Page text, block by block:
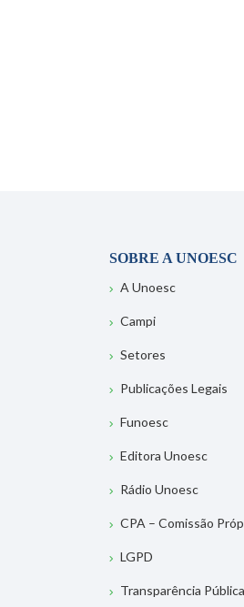
SOBRE A UNOESC
A Unoesc
Campi
Setores
Publicações Legais
Funoesc
Editora Unoesc
Rádio Unoesc
CPA – Comissão
LGPD
Transparência Pública